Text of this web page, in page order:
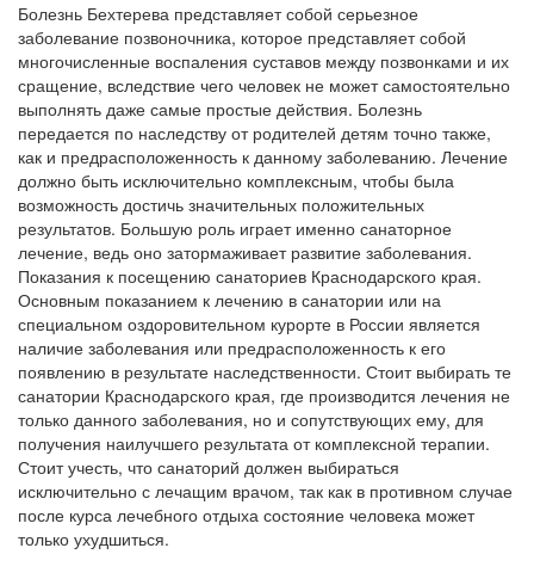
Болезнь Бехтерева представляет собой серьезное
заболевание позвоночника, которое представляет собой
многочисленные воспаления суставов между позвонками и их
сращение, вследствие чего человек не может самостоятельно
выполнять даже самые простые действия. Болезнь
передается по наследству от родителей детям точно также,
как и предрасположенность к данному заболеванию. Лечение
должно быть исключительно комплексным, чтобы была
возможность достичь значительных положительных
результатов. Большую роль играет именно санаторное
лечение, ведь оно затормаживает развитие заболевания.
Показания к посещению санаториев Краснодарского края.
Основным показанием к лечению в санатории или на
специальном оздоровительном курорте в России является
наличие заболевания или предрасположенность к его
появлению в результате наследственности. Стоит выбирать те
санатории Краснодарского края, где производится лечения не
только данного заболевания, но и сопутствующих ему, для
получения наилучшего результата от комплексной терапии.
Стоит учесть, что санаторий должен выбираться
исключительно с лечащим врачом, так как в противном случае
после курса лечебного отдыха состояние человека может
только ухудшиться.